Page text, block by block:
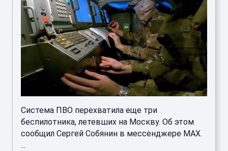
Система ПВО перехватила еще три
беспилотника, летевших на Москву. Об этом
сообщил Сергей Собянин в мессенджере МАХ.
...